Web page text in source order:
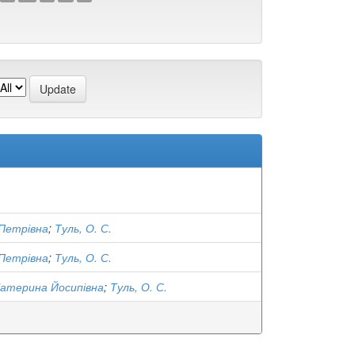
; Туль, О. С.
; Туль, О. С.
Йосипівна; Туль, О. С.